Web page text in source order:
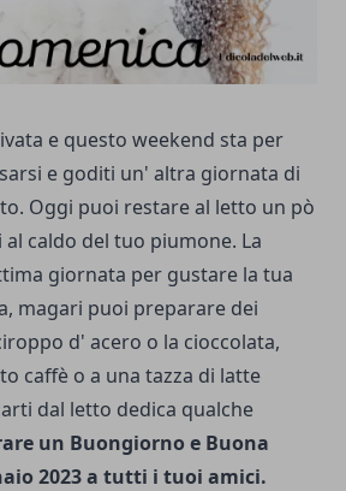
e questo weekend sta per
e goditi un' altra giornata di
Oggi puoi restare al letto un pò
caldo del tuo piumone. La
giornata per gustare la tua
magari puoi preparare dei
d' acero o la cioccolata,
caffè o a una tazza di latte
dal letto dedica qualche
un Buongiorno e Buona
2023 a tutti i tuoi amici.